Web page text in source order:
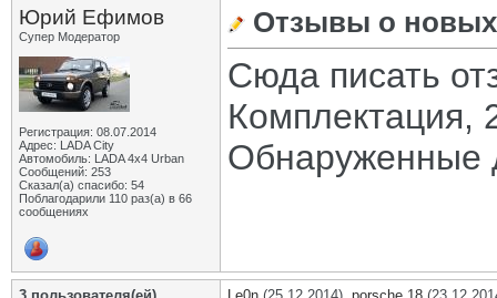
Юрий Ефимов
Супер Модератор
Регистрация: 08.07.2014
Адрес: LADA City
Автомобиль: LADA 4x4 Urban
Сообщений: 253
Сказал(а) спасибо: 54
Поблагодарили 110 раз(а) в 66
сообщениях
Отзывы о
Сюда писать
Комплектация,
Обнаруженные